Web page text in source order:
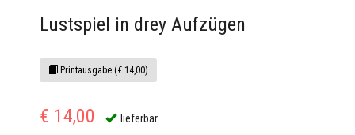
Lustspiel in drey Aufzügen
Printausgabe (€ 14,00)
€ 14,00 lieferbar